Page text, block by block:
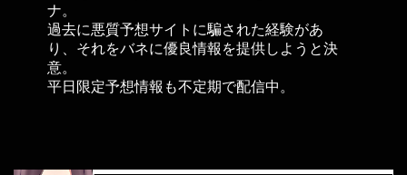
ナ。
過去に悪質予想サイトに騙された経験があ
り、それをバネに優良情報を提供しようと決
意。
平日限定予想情報も不定期で配信中。